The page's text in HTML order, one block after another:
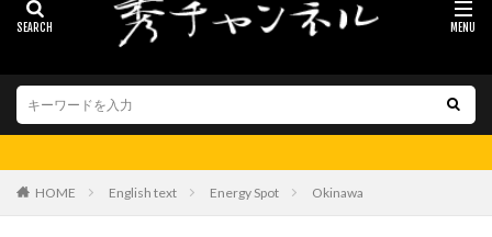
HOME English text Energy Spot Okinawa